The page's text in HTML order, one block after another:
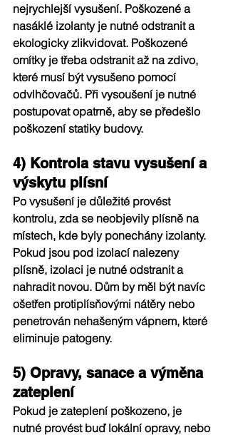
nejrychlejší vysušení. Poškozené a
nasáklé izolanty je nutné odstranit a
ekologicky zlikvidovat. Poškozené
omítky je třeba odstranit až na zdivo,
které musí být vysušeno pomocí
odvlhčovačů. Při vysoušení je nutné
postupovat opatrně, aby se předešlo
poškození statiky budovy.
4) Kontrola stavu vysušení a
výskytu plísní
Po vysušení je důležité provést
kontrolu, zda se neobjevily plísně na
místech, kde byly ponechány izolanty.
Pokud jsou pod izolací nalezeny
plísně, izolaci je nutné odstranit a
nahradit novou. Dům by měl být navíc
ošetřen protiplísňovými nátěry nebo
penetrován nehašeným vápnem, které
eliminuje patogeny.
5) Opravy, sanace a výměna
zateplení
Pokud je zateplení poškozeno, je
nutné provést buď lokální opravy, nebo